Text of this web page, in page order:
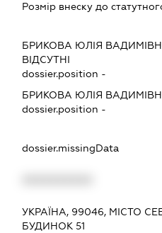
Розмір внеску до
БРИКОВА ЮЛІЯ
ВІДСУТНІ
dossier.position -
БРИКОВА ЮЛІЯ
dossier.position -
dossier.missingData
УКРАЇНА, 99046, МІСТО
БУДИНОК 51